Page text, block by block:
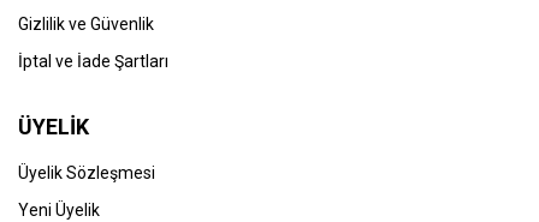
Gizlilik ve Güvenlik
İptal ve İade Şartları
ÜYELİK
Üyelik Sözleşmesi
Yeni Üyelik